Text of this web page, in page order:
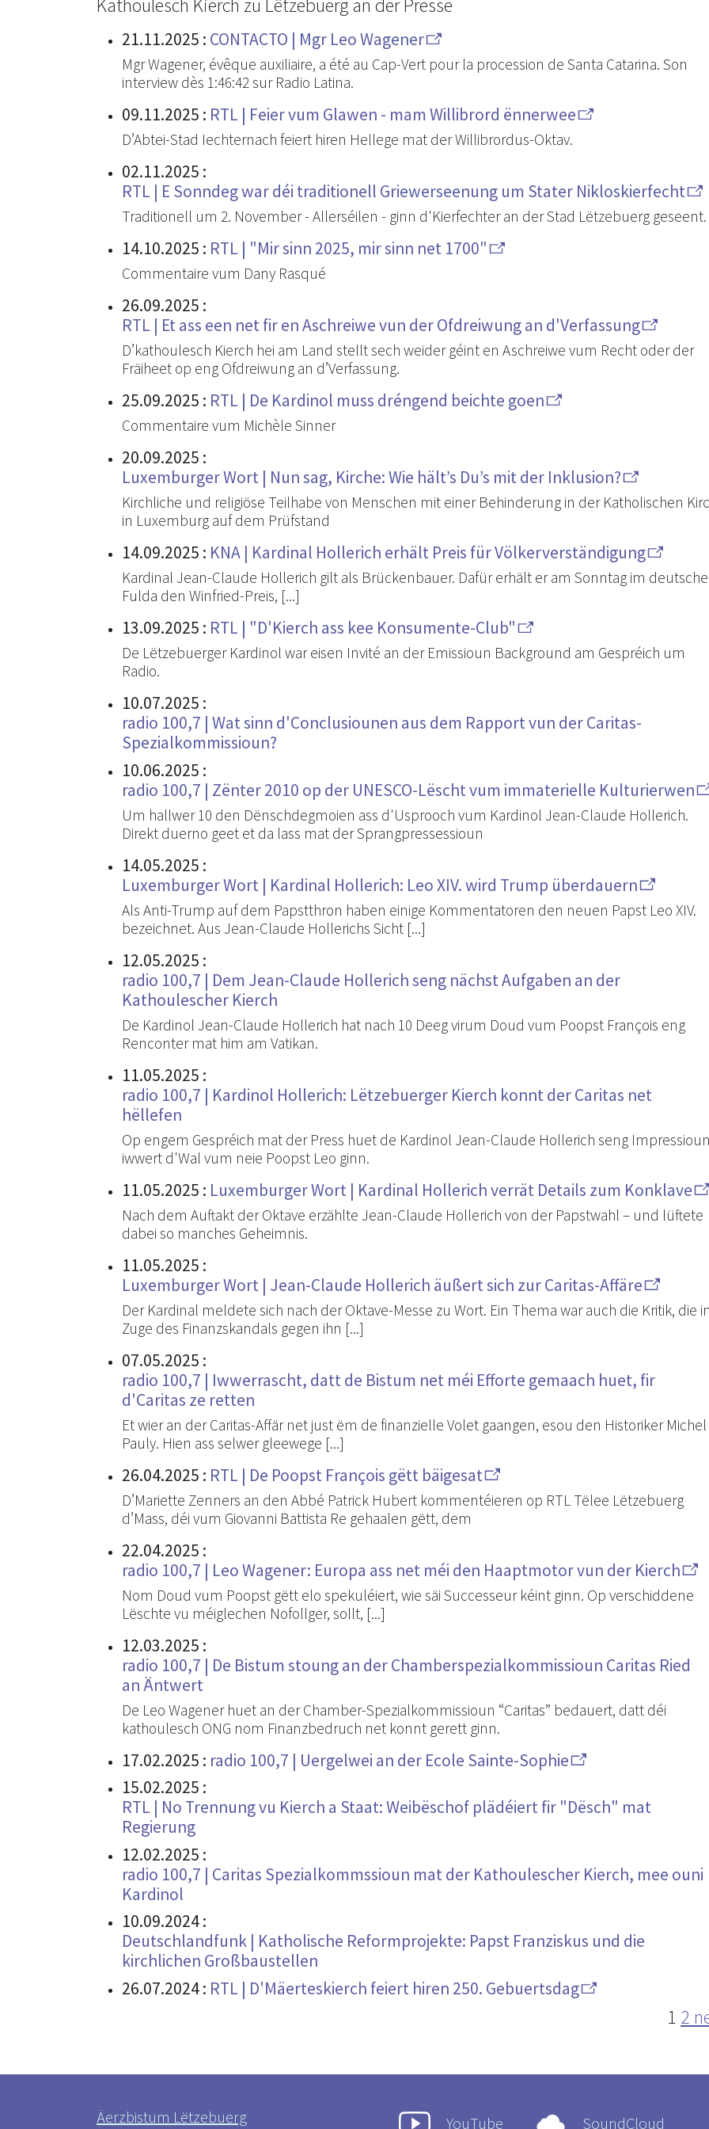
Kathoulesch Kierch zu Lëtzebuerg an der Presse
21.11.2025 : CONTACTO | Mgr Leo Wagener
Mgr Wagener, évêque auxiliaire, a été au Cap-Vert pour la procession de Santa Catarina. Son
interview dès 1:46:42 sur Radio Latina.
09.11.2025 : RTL | Feier vum Glawen - mam Willibrord ënnerwee
D’Abtei-Stad Iechternach feiert hiren Hellege mat der Willibrordus-Oktav.
02.11.2025 :
RTL | E Sonndeg war déi traditionell Griewerseenung um Stater Nikloskierfecht
Traditionell um 2. November - Allerséilen - ginn d'Kierfechter an der Stad Lëtzebuerg geseent.
14.10.2025 : RTL | "Mir sinn 2025, mir sinn net 1700"
Commentaire vum Dany Rasqué
26.09.2025 :
RTL | Et ass een net fir en Aschreiwe vun der Ofdreiwung an d'Verfassung
D’kathoulesch Kierch hei am Land stellt sech weider géint en Aschreiwe vum Recht oder der
Fräiheet op eng Ofdreiwung an d’Verfassung.
25.09.2025 : RTL | De Kardinol muss dréngend beichte goen
Commentaire vum Michèle Sinner
20.09.2025 :
Luxemburger Wort | Nun sag, Kirche: Wie hält’s Du’s mit der Inklusion?
Kirchliche und religiöse Teilhabe von Menschen mit einer Behinderung in der Katholischen
in Luxemburg auf dem Prüfstand
14.09.2025 : KNA | Kardinal Hollerich erhält Preis für Völkerverständigung
Kardinal Jean-Claude Hollerich gilt als Brückenbauer. Dafür erhält er am Sonntag im
Fulda den Winfried-Preis, [...]
13.09.2025 : RTL | "D'Kierch ass kee Konsumente-Club"
De Lëtzebuerger Kardinol war eisen Invité an der Emissioun Background am Gespréich um
Radio.
10.07.2025 :
radio 100,7 | Wat sinn d'Conclusiounen aus dem Rapport vun der Caritas-
Spezialkommissioun?
10.06.2025 :
radio 100,7 | Zënter 2010 op der UNESCO-Lëscht vum immaterielle Kulturierwen
Um hallwer 10 den Dënschdegmoien ass d'Usprooch vum Kardinol Jean-Claude Hollerich.
Direkt duerno geet et da lass mat der Sprangpressessioun
14.05.2025 :
Luxemburger Wort | Kardinal Hollerich: Leo XIV. wird Trump überdauern
Als Anti-Trump auf dem Papstthron haben einige Kommentatoren den neuen Papst Leo XIV.
bezeichnet. Aus Jean-Claude Hollerichs Sicht [...]
12.05.2025 :
radio 100,7 | Dem Jean-Claude Hollerich seng nächst Aufgaben an der
Kathoulescher Kierch
De Kardinol Jean-Claude Hollerich hat nach 10 Deeg virum Doud vum Poopst François eng
Renconter mat him am Vatikan.
11.05.2025 :
radio 100,7 | Kardinol Hollerich: Lëtzebuerger Kierch konnt der Caritas net
hëllefen
Op engem Gespréich mat der Press huet de Kardinol Jean-Claude Hollerich seng
iwwert d'Wal vum neie Poopst Leo ginn.
11.05.2025 : Luxemburger Wort | Kardinal Hollerich verrät Details zum Konklave
Nach dem Auftakt der Oktave erzählte Jean-Claude Hollerich von der Papstwahl – und lüftete
dabei so manches Geheimnis.
11.05.2025 :
Luxemburger Wort | Jean-Claude Hollerich äußert sich zur Caritas-Affäre
Der Kardinal meldete sich nach der Oktave-Messe zu Wort. Ein Thema war auch die Kritik, die
Zuge des Finanzskandals gegen ihn [...]
07.05.2025 :
radio 100,7 | Iwwerrascht, datt de Bistum net méi Efforte gemaach huet, fir
d'Caritas ze retten
Et wier an der Caritas-Affär net just ëm de finanzielle Volet gaangen, esou den Historiker Michel
Pauly. Hien ass selwer gleewege [...]
26.04.2025 : RTL | De Poopst François gëtt bäigesat
D’Mariette Zenners an den Abbé Patrick Hubert kommentéieren op RTL Tëlee Lëtzebuerg
d’Mass, déi vum Giovanni Battista Re gehaalen gëtt, dem
22.04.2025 :
radio 100,7 | Leo Wagener: Europa ass net méi den Haaptmotor vun der Kierch
Nom Doud vum Poopst gëtt elo spekuléiert, wie säi Successeur kéint ginn. Op verschiddene
Lëschte vu méiglechen Nofollger, sollt, [...]
12.03.2025 :
radio 100,7 | De Bistum stoung an der Chamberspezialkommissioun Caritas Ried
an Äntwert
De Leo Wagener huet an der Chamber-Spezialkommissioun “Caritas” bedauert, datt déi
kathoulesch ONG nom Finanzbedruch net konnt gerett ginn.
17.02.2025 : radio 100,7 | Uergelwei an der Ecole Sainte-Sophie
15.02.2025 :
RTL | No Trennung vu Kierch a Staat: Weibëschof plädéiert fir "Dësch" mat
Regierung
12.02.2025 :
radio 100,7 | Caritas Spezialkommssioun mat der Kathoulescher Kierch, mee ouni
Kardinol
10.09.2024:
Deutschlandfunk | Katholische Reformprojekte: Papst Franziskus und die
kirchlichen Großbaustellen
26.07.2024: RTL | D'Mäerteskierch feiert hiren 250. Gebuertsdag
1 2
Äerzbistum Lëtzebuerg YouTube SoundCloud